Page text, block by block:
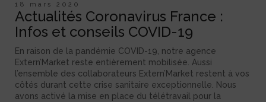
18 mars 2020
Actualités Coronavirus France :
Infos et conseils COVID-19
En raison de la pandémie COVID-19, notre agence
Extern’Market reste entièrement mobilisée. Aussi
l’ensemble des collaborateurs Extern’Market restent à vos
côtés durant cette crise sanitaire exceptionnelle. Nous
avons activé la mise en place du télétravail pour la